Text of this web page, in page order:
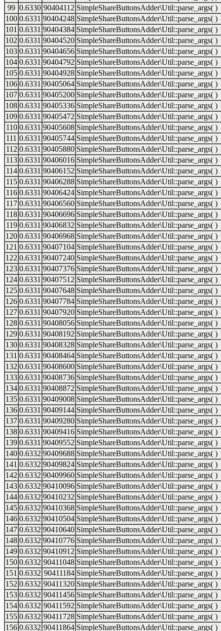
99 0.6330 90404112 SimpleShareButtonsAdder\Util::parse_args( )
100 0.6331 90404248 SimpleShareButtonsAdder\Util::parse_args( )
101 0.6331 90404384 SimpleShareButtonsAdder\Util::parse_args( )
102 0.6331 90404520 SimpleShareButtonsAdder\Util::parse_args( )
103 0.6331 90404656 SimpleShareButtonsAdder\Util::parse_args( )
104 0.6331 90404792 SimpleShareButtonsAdder\Util::parse_args( )
105 0.6331 90404928 SimpleShareButtonsAdder\Util::parse_args( )
106 0.6331 90405064 SimpleShareButtonsAdder\Util::parse_args( )
107 0.6331 90405200 SimpleShareButtonsAdder\Util::parse_args( )
108 0.6331 90405336 SimpleShareButtonsAdder\Util::parse_args( )
109 0.6331 90405472 SimpleShareButtonsAdder\Util::parse_args( )
110 0.6331 90405608 SimpleShareButtonsAdder\Util::parse_args( )
111 0.6331 90405744 SimpleShareButtonsAdder\Util::parse_args( )
112 0.6331 90405880 SimpleShareButtonsAdder\Util::parse_args( )
113 0.6331 90406016 SimpleShareButtonsAdder\Util::parse_args( )
114 0.6331 90406152 SimpleShareButtonsAdder\Util::parse_args( )
115 0.6331 90406288 SimpleShareButtonsAdder\Util::parse_args( )
116 0.6331 90406424 SimpleShareButtonsAdder\Util::parse_args( )
117 0.6331 90406560 SimpleShareButtonsAdder\Util::parse_args( )
118 0.6331 90406696 SimpleShareButtonsAdder\Util::parse_args( )
119 0.6331 90406832 SimpleShareButtonsAdder\Util::parse_args( )
120 0.6331 90406968 SimpleShareButtonsAdder\Util::parse_args( )
121 0.6331 90407104 SimpleShareButtonsAdder\Util::parse_args( )
122 0.6331 90407240 SimpleShareButtonsAdder\Util::parse_args( )
123 0.6331 90407376 SimpleShareButtonsAdder\Util::parse_args( )
124 0.6331 90407512 SimpleShareButtonsAdder\Util::parse_args( )
125 0.6331 90407648 SimpleShareButtonsAdder\Util::parse_args( )
126 0.6331 90407784 SimpleShareButtonsAdder\Util::parse_args( )
127 0.6331 90407920 SimpleShareButtonsAdder\Util::parse_args( )
128 0.6331 90408056 SimpleShareButtonsAdder\Util::parse_args( )
129 0.6331 90408192 SimpleShareButtonsAdder\Util::parse_args( )
130 0.6331 90408328 SimpleShareButtonsAdder\Util::parse_args( )
131 0.6331 90408464 SimpleShareButtonsAdder\Util::parse_args( )
132 0.6331 90408600 SimpleShareButtonsAdder\Util::parse_args( )
133 0.6331 90408736 SimpleShareButtonsAdder\Util::parse_args( )
134 0.6331 90408872 SimpleShareButtonsAdder\Util::parse_args( )
135 0.6331 90409008 SimpleShareButtonsAdder\Util::parse_args( )
136 0.6331 90409144 SimpleShareButtonsAdder\Util::parse_args( )
137 0.6331 90409280 SimpleShareButtonsAdder\Util::parse_args( )
138 0.6331 90409416 SimpleShareButtonsAdder\Util::parse_args( )
139 0.6331 90409552 SimpleShareButtonsAdder\Util::parse_args( )
140 0.6332 90409688 SimpleShareButtonsAdder\Util::parse_args( )
141 0.6332 90409824 SimpleShareButtonsAdder\Util::parse_args( )
142 0.6332 90409960 SimpleShareButtonsAdder\Util::parse_args( )
143 0.6332 90410096 SimpleShareButtonsAdder\Util::parse_args( )
144 0.6332 90410232 SimpleShareButtonsAdder\Util::parse_args( )
145 0.6332 90410368 SimpleShareButtonsAdder\Util::parse_args( )
146 0.6332 90410504 SimpleShareButtonsAdder\Util::parse_args( )
147 0.6332 90410640 SimpleShareButtonsAdder\Util::parse_args( )
148 0.6332 90410776 SimpleShareButtonsAdder\Util::parse_args( )
149 0.6332 90410912 SimpleShareButtonsAdder\Util::parse_args( )
150 0.6332 90411048 SimpleShareButtonsAdder\Util::parse_args( )
151 0.6332 90411184 SimpleShareButtonsAdder\Util::parse_args( )
152 0.6332 90411320 SimpleShareButtonsAdder\Util::parse_args( )
153 0.6332 90411456 SimpleShareButtonsAdder\Util::parse_args( )
154 0.6332 90411592 SimpleShareButtonsAdder\Util::parse_args( )
155 0.6332 90411728 SimpleShareButtonsAdder\Util::parse_args( )
156 0.6332 90411864 SimpleShareButtonsAdder\Util::parse_args( )